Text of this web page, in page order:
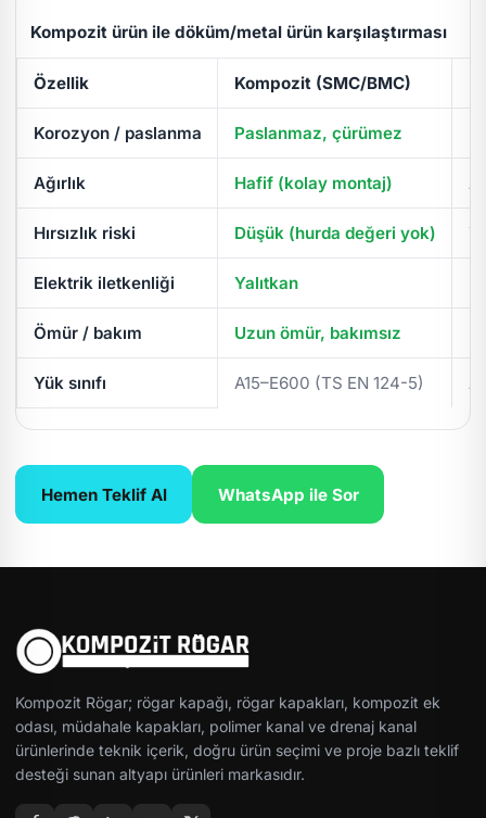
Kompozit ürün ile döküm/metal ürün karşılaştırması
Özellik Kompozit (SMC/BMC)
Korozyon / paslanma Paslanmaz, çürümez
Ağırlık Hafif (kolay montaj)
Hırsızlık riski Düşük (hurda değeri yok)
Elektrik iletkenliği Yalıtkan
Ömür / bakım Uzun ömür, bakımsız
Yük sınıfı A15–E600 (TS EN 124-5)
Hemen Teklif Al WhatsApp ile Sor
Kompozit Rögar; rögar kapağı, rögar kapakları, kompozit ek
odası, müdahale kapakları, polimer kanal ve drenaj kanal
ürünlerinde teknik içerik, doğru ürün seçimi ve proje bazlı teklif
desteği sunan altyapı ürünleri markasıdır.